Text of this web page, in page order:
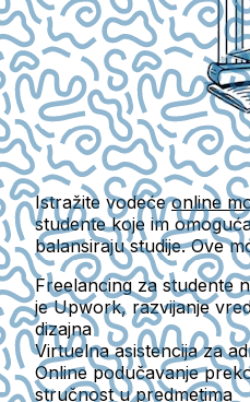
Istražite vodećeonline
studente koje im
balansiraju studije. Ove
Freelancingza studente
je Upwork, razvijanje
dizajna
Virtuelna asistencijaza
Online podučavanje
stručnost u predmetima